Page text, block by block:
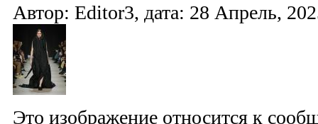
Автор: Editor3, дата: 28 Апрель,
Это изображение относится к